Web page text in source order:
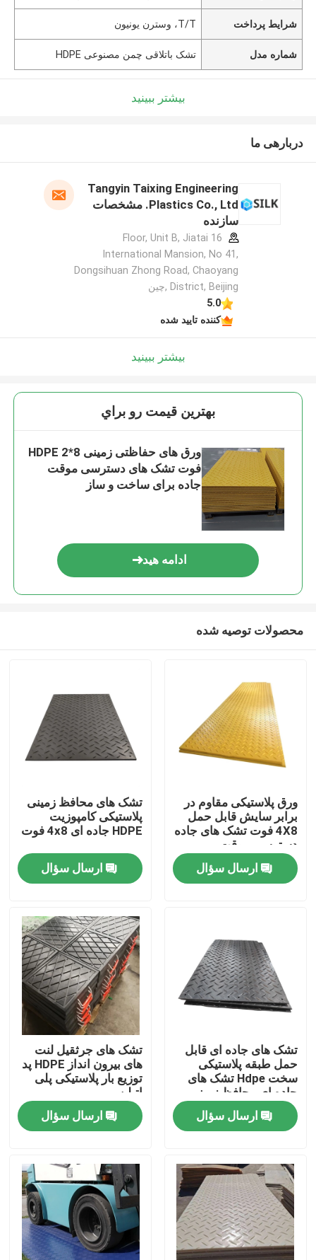
صفحه اصلی
درباره ما
تور کارخانه
با ما تماس بگیرید
اخبار
ورق های پلاستیک پلی اتیلن
لاینر UHMWPE
تشک های محافظ زمین
شرایط پرداخت T/T، وسترن یونیون
شماره مدل تشک باتلاقی چمن مصنوعی HDPE
بیشتر ببینید
دربارهی ما
Tangyin Taixing Engineering
Plastics Co., Ltd. مشخصات
سازنده
16 Floor, Unit B, Jiatai
International Mansion, No 41,
Dongsihuan Zhong Road, Chaoyang
District, Beijing ,چین
5.0
کننده تایید شده
بیشتر ببینید
بهترين قيمت رو براي
ورق های حفاظتی زمینی HDPE 2*8
فوت تشک های دسترسی موقت
جاده برای ساخت و ساز
ادامه هید
محصولات توصیه شده
ورق پلاستیکی مقاوم در
برابر سایش قابل حمل
4X8 فوت تشک های جاده
دسترسی موقت
ارسال سؤال
تشک های محافظ زمینی
پلاستیکی کامپوزیت
HDPE جاده ای 4x8 فوت
ارسال سؤال
تشک های جاده ای قابل
حمل طبقه پلاستیکی
سخت Hdpe تشک های
جاده ای محافظ زمینی
ارسال سؤال
تشک های جرثقیل لنت
های بیرون انداز HDPE پد
توزیع بار پلاستیکی پلی
اتیلن
ارسال سؤال